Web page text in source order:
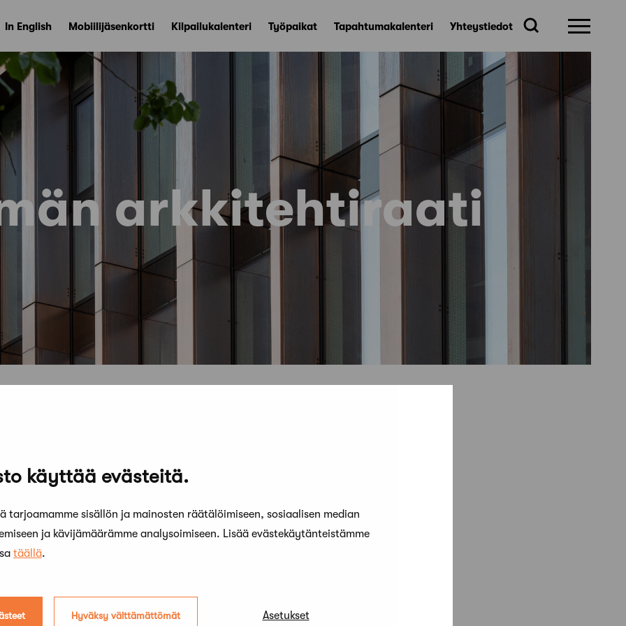
käyttää evästeitä.
tarjoamamme sisällön ja mainosten räätälöimiseen, sosiaalisen median
ja kävijämäärämme analysoimiseen. Lisää evästekäytänteistämme
täällä.
Hyväksy välttämättömät Asetukset
In English Mobiilijäsenkortti Kilpailukalenteri Työpaikat Tapahtumakalenteri Yhteystiedot
arkkitehtiraati